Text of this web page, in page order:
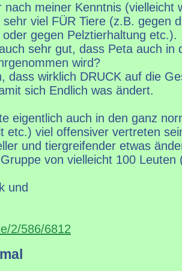
nach meiner Kenntnis (vielleicht
viel FÜR Tiere (z.B. gegen
gegen Pelztierhaltung etc.).
sehr gut, dass Peta auch in
wird?
dass wirklich DRUCK auf die
sich Endlich was ändert.
eigentlich auch in den ganz
etc.) viel offensiver vertreten
und tiergreifender etwas
von vielleicht 100 Leuten
und
2/586/6812